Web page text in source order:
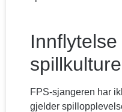
FPS-sjangeren har
gjelder